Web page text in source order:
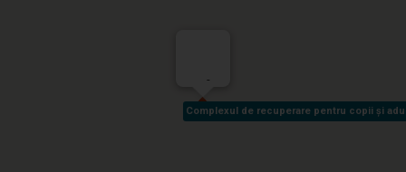
Complexul de recuperare pentru copii și
Complexul de recuperare pentru copii și
-